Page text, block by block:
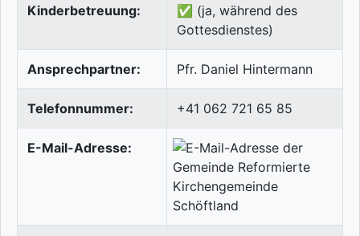
Kinderbetreuung:
✅ (ja, während des
Gottesdienstes)
Ansprechpartner: Pfr. Daniel Hintermann
Telefonnummer: +41 062 721 65 85
E-Mail-Adresse: